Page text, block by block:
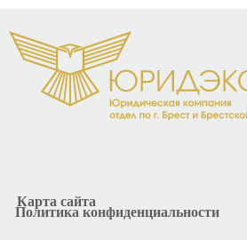
Карта сайта
Политика конфиденциальности